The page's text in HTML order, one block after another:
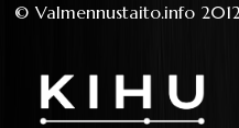
© Valmennustaito.info